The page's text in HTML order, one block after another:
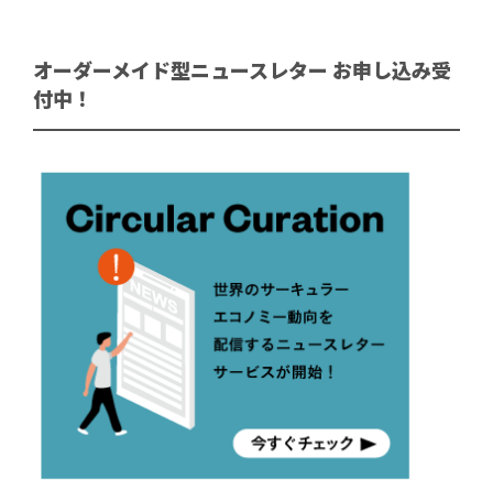
オーダーメイド型ニュースレター お申し込み受
付中！